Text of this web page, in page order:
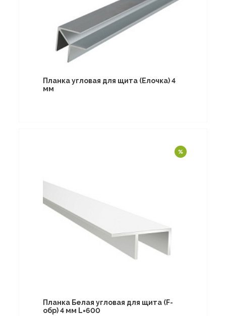
Планка угловая для щита (Елочка) 4
мм
Планка Белая угловая для щита (F-
обр) 4 мм L=600